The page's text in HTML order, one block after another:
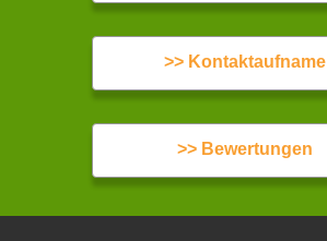
>> Kontaktaufname
>> Bewertungen